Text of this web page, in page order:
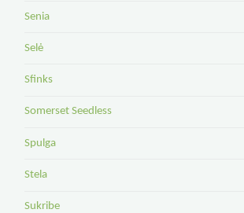
Senia
Selė
Sfinks
Somerset Seedless
Spulga
Stela
Sukribe